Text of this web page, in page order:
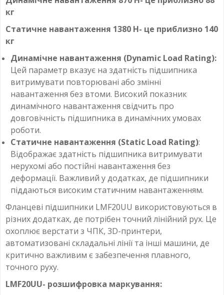
кг
Статичне навантаження 1380 Н- це приблизно 140
кг
Динамічне навантаження (Dynamic Load Rating):
Цей параметр вказує на здатність підшипника
витримувати повторювані або змінні
навантаження без втоми. Високий показник
динамічного навантаження свідчить про
довговічність підшипника в динамічних умовах
роботи.
Статичне навантаження (Static Load Rating):
Відображає здатність підшипника витримувати
нерухомі або постійні навантаження без
деформації. Важливий у додатках, де підшипники
піддаються високим статичним навантаженням.
Фланцеві підшипники LMF20UU використовуються в
різних додатках, де потрібен точний лінійний рух. Це
охоплює верстати з ЧПК, 3D-принтери,
автоматизовані складальні лінії та інші машини, де
критично важливим є забезпечення плавного,
точного руху.
LMF20UU- розшифровка маркування: